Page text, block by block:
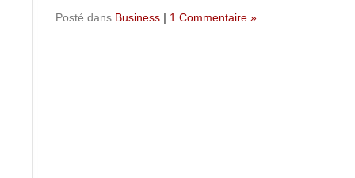
Posté dans Business 1 Commentaire »